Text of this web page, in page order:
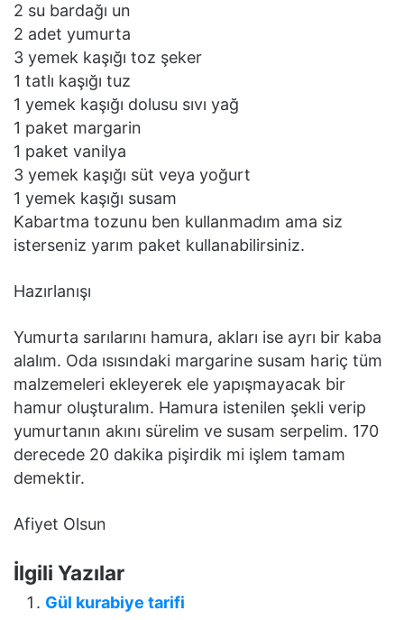
2 su bardağı un
2 adet yumurta
3 yemek kaşığı toz şeker
1 tatlı kaşığı tuz
1 yemek kaşığı dolusu sıvı yağ
1 paket margarin
1 paket vanilya
3 yemek kaşığı süt veya yoğurt
1 yemek kaşığı susam
Kabartma tozunu ben kullanmadım ama siz
isterseniz yarım paket kullanabilirsiniz.
Hazırlanışı
Yumurta sarılarını hamura, akları ise ayrı bir kaba
alalım. Oda ısısındaki margarine susam hariç tüm
malzemeleri ekleyerek ele yapışmayacak bir
hamur oluşturalım. Hamura istenilen şekli verip
yumurtanın akını sürelim ve susam serpelim. 170
derecede 20 dakika pişirdik mi işlem tamam
demektir.
Afiyet Olsun
İlgili Yazılar
Gül kurabiye tarifi